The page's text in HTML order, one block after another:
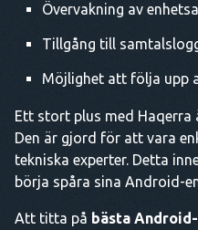
Övervakning av
Tillgång till
Möjlighet att följa upp
Ett stort plus med Haqerra
Den är gjord för att vara
tekniska experter. Detta
börja spåra sina Android-
Att titta på bästa